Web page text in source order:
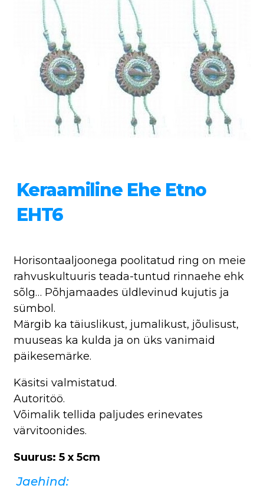
Keraamiline Ehe Etno
EHT6
Horisontaaljoonega poolitatud ring on meie
rahvuskultuuris teada-tuntud rinnaehe ehk
sõlg… Põhjamaades üldlevinud kujutis ja
sümbol.
Märgib ka täiuslikust, jumalikust, jõulisust,
muuseas ka kulda ja on üks vanimaid
päikesemärke.
Käsitsi valmistatud.
Autoritöö.
Võimalik tellida paljudes erinevates
värvitoonides.
Suurus: 5 x 5cm
Jaehind: